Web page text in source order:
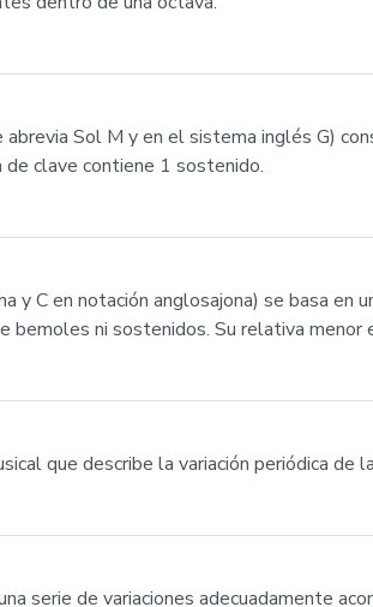
Sol M y en el sistema inglés G)
de clave contiene 1 sostenido.
C en notación anglosajona) se basa en
bemoles ni sostenidos. Su relativa
que describe la variación periódica de
serie de variaciones adecuadamente